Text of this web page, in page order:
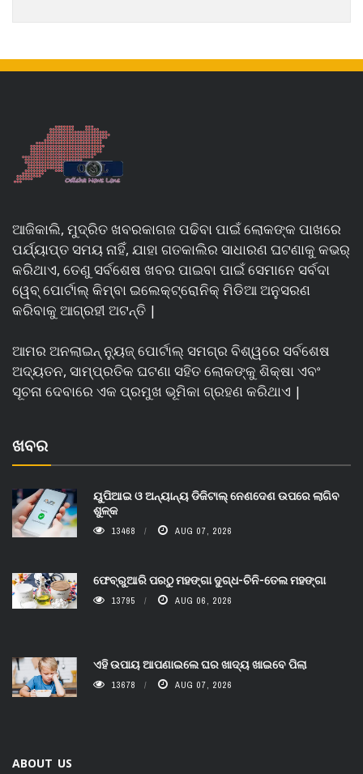
ଆଜିକାଲି, ମୁଦ୍ରିତ ଖବରକାଗଜ ପଢିବା ପାଇଁ ଲୋକଙ୍କ ପାଖରେ
ପର୍ଯ୍ୟାପ୍ତ ସମୟ ନାହିଁ, ଯାହା ଗତକାଲିର ସାଧାରଣ ଘଟଣାକୁ କଭର୍
କରିଥାଏ, ତେଣୁ ସର୍ବଶେଷ ଖବର ପାଇବା ପାଇଁ ସେମାନେ ସର୍ବଦା
ୱେବ୍ ପୋର୍ଟାଲ୍ କିମ୍ବା ଇଲେକ୍ଟ୍ରୋନିକ୍ ମିଡିଆ ଅନୁସରଣ
କରିବାକୁ ଆଗ୍ରହୀ ଅଟନ୍ତି |
ଆମର ଅନଲାଇନ୍ ନ୍ୟୁଜ୍ ପୋର୍ଟାଲ୍ ସମଗ୍ର ବିଶ୍ୱରେ ସର୍ବଶେଷ
ଅଦ୍ୟତନ, ସାମ୍ପ୍ରତିକ ଘଟଣା ସହିତ ଲୋକଙ୍କୁ ଶିକ୍ଷା ଏବଂ
ସୂଚନା ଦେବାରେ ଏକ ପ୍ରମୁଖ ଭୂମିକା ଗ୍ରହଣ କରିଥାଏ |
ଖବର
ୟୁପିଆଇ ଓ ଅନ୍ୟାନ୍ୟ ଡିଜିଟାଲ୍ ନେଣଦେଣ ଉପରେ ଲାଗିବ
ଶୁଳ୍କ
13468 AUG 07, 2026
ଫେବ୍ରୁଆରି ପରଠୁ ମହଙ୍ଗା ଦୁଗ୍ଧ-ଚିନି-ତେଲ ମହଙ୍ଗା
13795 AUG 06, 2026
ଏହି ଉପାୟ ଆପଣାଇଲେ ଘର ଖାଦ୍ୟ ଖାଇବେ ପିଲା
13678 AUG 07, 2026
ABOUT US